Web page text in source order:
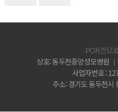
PC버전으
상호: 동두천중앙성모병원
사업자번호 :
주소: 경기도 동두천시